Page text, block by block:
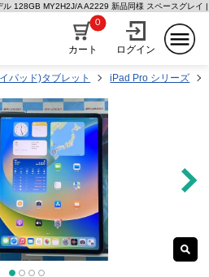
128GB MY2H2J/A A2229 新品同様 スペースグレイ
カート
0
ログイン
パッド)タブレット iPad Pro シリーズ